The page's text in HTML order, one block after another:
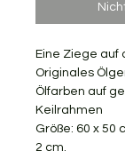
Eine Ziege auf
Originales
Ölfarben auf
Keilrahmen
Größe: 60 x 50
2 cm.